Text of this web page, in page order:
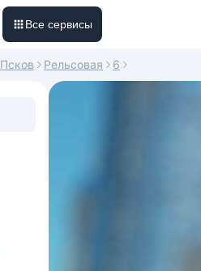
Все сервисы
Псков Рельсовая 6